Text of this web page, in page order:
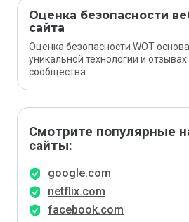
Оценка безопасности
сайта
Оценка безопасности WOT
уникальной технологии и отзывах
сообщества.
Смотрите популярные
сайты:
google.com
netflix.com
facebook.com